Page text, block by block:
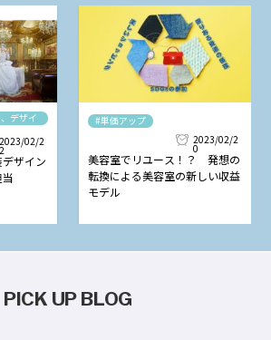
デザイ
2023/02/2
2
ザイン
#単価アップ
2023/02/2
0
美容室でリユース！？ 発想の
転換による美容室の新しい収益
モデル
PICK UP BLOG